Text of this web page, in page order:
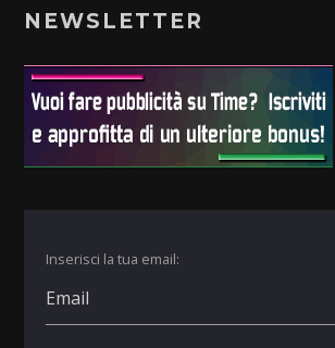
NEWSLETTER
Inserisci la tua email: